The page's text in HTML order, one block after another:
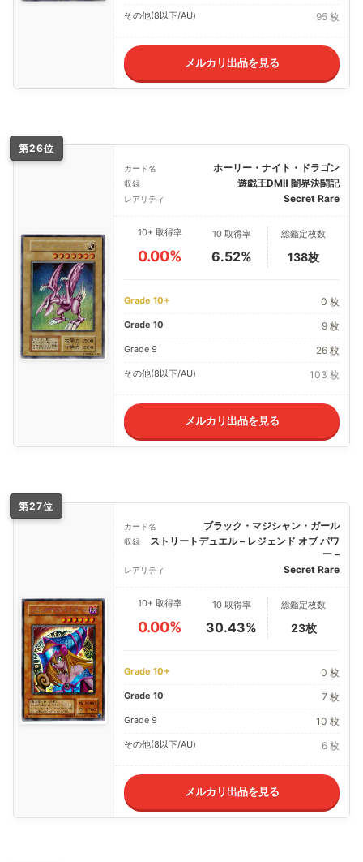
その他(8以下/AU) 95 枚
メルカリ出品を見る
第26位
カード名 ホーリー・ナイト・ドラゴン
収録 遊戯王DMⅡ 闇界決闘記
レアリティ Secret Rare
10+ 取得率
0.00%
10 取得率
6.52%
総鑑定枚数
138枚
Grade 10+ 0 枚
Grade 10 9 枚
Grade 9 26 枚
その他(8以下/AU) 103 枚
メルカリ出品を見る
第27位
カード名 ブラック・マジシャン・ガール
収録
ストリートデュエル – レジェンド オブ パワ
ー –
レアリティ Secret Rare
10+ 取得率
0.00%
10 取得率
30.43%
総鑑定枚数
23枚
Grade 10+ 0 枚
Grade 10 7 枚
Grade 9 10 枚
その他(8以下/AU) 6 枚
メルカリ出品を見る